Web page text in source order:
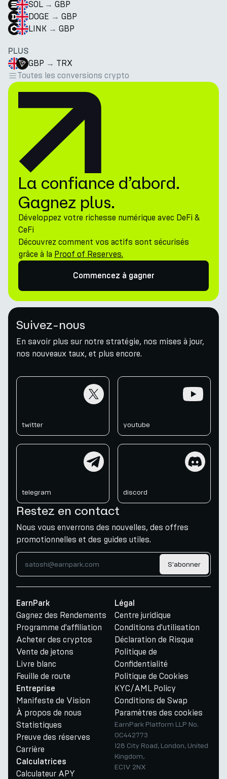
SOL → GBP
DOGE → GBP
LINK → GBP
PLUS
GBP → TRX
Toutes les conversions crypto
La confiance d’abord.
Gagnez plus.
Développez votre richesse numérique avec DeFi &
CeFi
Découvrez comment vos actifs sont sécurisés
grâce à la Proof of Reserves.
Commencez à gagner
Suivez-nous
En savoir plus sur notre stratégie, nos mises à jour,
nos nouveaux taux, et plus encore.
twitter youtube
telegram discord
Restez en contact
Nous vous enverrons des nouvelles, des offres
promotionnelles et des guides utiles.
S'abonner
EarnPark
Gagnez des Rendements
Programme d'affiliation
Acheter des cryptos
Vente de jetons
Livre blanc
Feuille de route
Entreprise
Manifeste de Vision
À propos de nous
Statistiques
Preuve des réserves
Carrière
Calculatrices
Calculateur APY
Légal
Centre juridique
Conditions d'utilisation
Déclaration de Risque
Politique de
Confidentialité
Politique de Cookies
KYC/AML Policy
Conditions de Swap
Paramètres des cookies
EarnPark Platform LLP No.
OC442773
128 City Road, London, United
Kingdom,
EC1V 2NX